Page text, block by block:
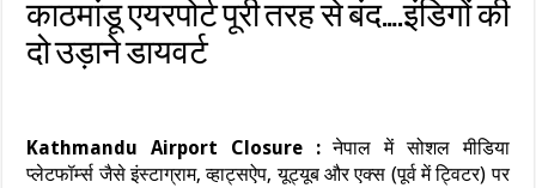
काठमांडू एयरपोर्ट पूरी तरह से बंद….इंडिगों की
दो उड़ाने डायवर्ट
Kathmandu Airport Closure :नेपाल में सोशल मीडिया
प्लेटफॉर्म्स जैसे इंस्टाग्राम, व्हाट्सऐप, यूट्यूब और एक्स (पूर्व में ट्विटर) पर